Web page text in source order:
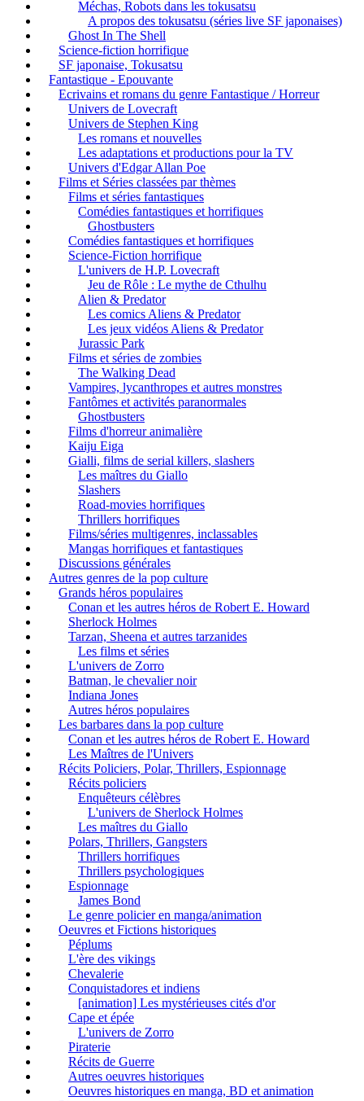
Méchas, Robots dans les tokusatsu
A propos des tokusatsu (séries live SF japonaises)
Ghost In The Shell
Science-fiction horrifique
SF japonaise, Tokusatsu
Fantastique - Epouvante
Ecrivains et romans du genre Fantastique / Horreur
Univers de Lovecraft
Univers de Stephen King
Les romans et nouvelles
Les adaptations et productions pour la TV
Univers d'Edgar Allan Poe
Films et Séries classées par thèmes
Films et séries fantastiques
Comédies fantastiques et horrifiques
Ghostbusters
Comédies fantastiques et horrifiques
Science-Fiction horrifique
L'univers de H.P. Lovecraft
Jeu de Rôle : Le mythe de Cthulhu
Alien & Predator
Les comics Aliens & Predator
Les jeux vidéos Aliens & Predator
Jurassic Park
Films et séries de zombies
The Walking Dead
Vampires, lycanthropes et autres monstres
Fantômes et activités paranormales
Ghostbusters
Films d'horreur animalière
Kaiju Eiga
Gialli, films de serial killers, slashers
Les maîtres du Giallo
Slashers
Road-movies horrifiques
Thrillers horrifiques
Films/séries multigenres, inclassables
Mangas horrifiques et fantastiques
Discussions générales
Autres genres de la pop culture
Grands héros populaires
Conan et les autres héros de Robert E. Howard
Sherlock Holmes
Tarzan, Sheena et autres tarzanides
Les films et séries
L'univers de Zorro
Batman, le chevalier noir
Indiana Jones
Autres héros populaires
Les barbares dans la pop culture
Conan et les autres héros de Robert E. Howard
Les Maîtres de l'Univers
Récits Policiers, Polar, Thrillers, Espionnage
Récits policiers
Enquêteurs célèbres
L'univers de Sherlock Holmes
Les maîtres du Giallo
Polars, Thrillers, Gangsters
Thrillers horrifiques
Thrillers psychologiques
Espionnage
James Bond
Le genre policier en manga/animation
Oeuvres et Fictions historiques
Péplums
L'ère des vikings
Chevalerie
Conquistadores et indiens
[animation] Les mystérieuses cités d'or
Cape et épée
L'univers de Zorro
Piraterie
Récits de Guerre
Autres oeuvres historiques
Oeuvres historiques en manga, BD et animation